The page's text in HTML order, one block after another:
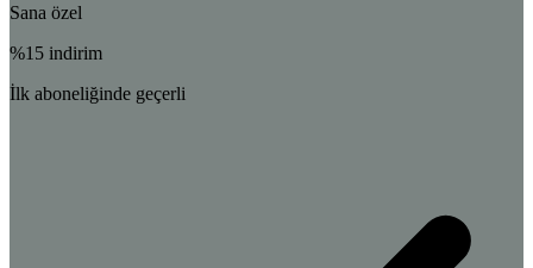
Sana özel
%15 indirim
İlk aboneliğinde geçerli